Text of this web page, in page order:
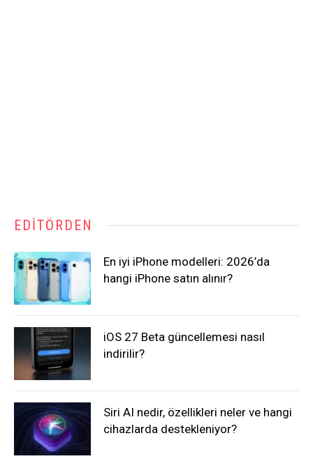
EDITÖRDEN
En iyi iPhone modelleri: 2026’da
hangi iPhone satın alınır?
iOS 27 Beta güncellemesi nasıl
indirilir?
Siri AI nedir, özellikleri neler ve hangi
cihazlarda destekleniyor?